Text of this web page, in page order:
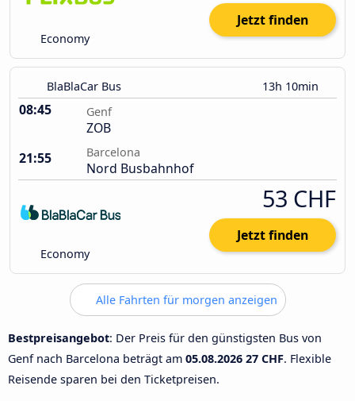
Economy
Jetzt finden
BlaBlaCar Bus 13h 10min
08:45 Genf
ZOB
21:55
Barcelona
Nord Busbahnhof
Economy
53 CHF
Jetzt finden
Alle Fahrten für morgen anzeigen
Bestpreisangebot: Der Preis für den günstigsten Bus von
Genf nach Barcelona beträgt am 05.08.2026 27 CHF. Flexible
Reisende sparen bei den Ticketpreisen.